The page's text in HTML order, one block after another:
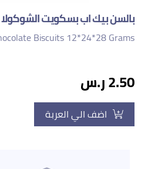
بالسن بيك اب بسكويت الشوكولا 28 جرام
Biscuits 12*24*28 Grams
2.50 ر.س
اضف الي العربة